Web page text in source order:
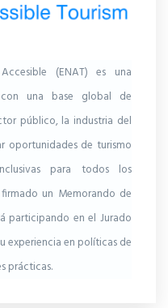
(ENAT) es una
una base global de
público, la industria del
oportunidades de turismo
para todos los
un Memorando de
participando en el Jurado
experiencia en políticas de
prácticas.